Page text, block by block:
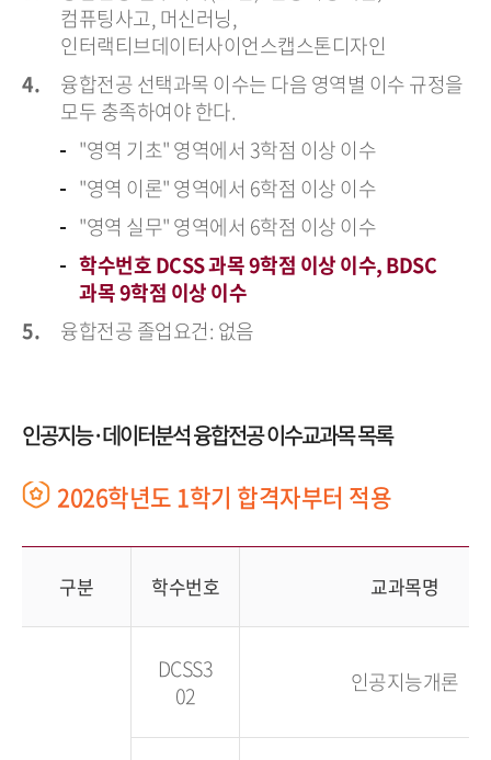
컴퓨팅사고, 머신러닝,
인터랙티브데이터사이언스캡스톤디자인
융합전공 선택과목 이수는 다음 영역별 이수 규정을
모두 충족하여야 한다.
"영역 기초" 영역에서 3학점 이상 이수
"영역 이론" 영역에서 6학점 이상 이수
"영역 실무" 영역에서 6학점 이상 이수
학수번호 DCSS 과목 9학점 이상 이수, BDSC
과목 9학점 이상 이수
융합전공 졸업요건: 없음
인공지능·데이터분석 융합전공 이수교과목 목록
2026학년도 1학기 합격자부터 적용
구분 학수번호 교과목명
DCSS3
02
인공지능개론